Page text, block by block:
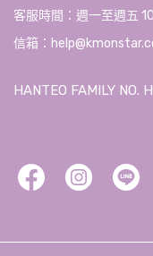
客服時間：週一至週五
信箱：
HANTEO FAMILY NO.